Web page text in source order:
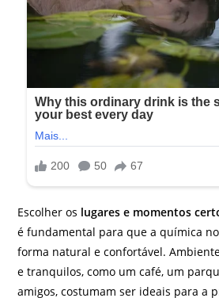
Escolher os lugares e momentos
é fundamental para que a química
forma natural e confortável.
e tranquilos, como um café, um
amigos, costumam ser ideais para a